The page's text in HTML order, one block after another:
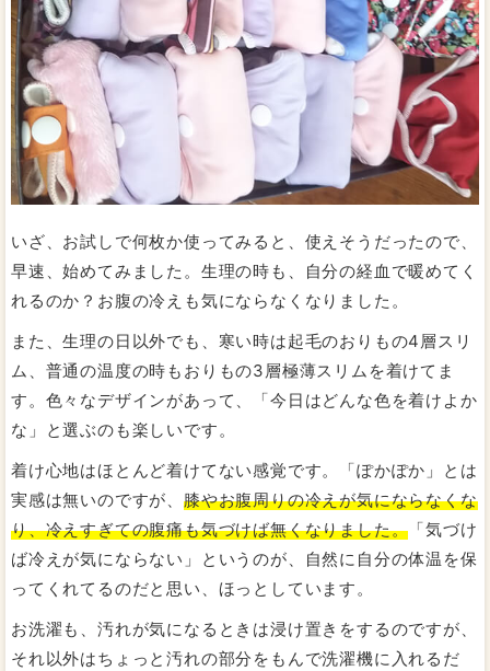
いざ、お試しで何枚か使ってみると、使えそうだったので、
早速、始めてみました。生理の時も、自分の経血で暖めてく
れるのか？お腹の冷えも気にならなくなりました。
また、生理の日以外でも、寒い時は起毛のおりもの4層スリ
ム、普通の温度の時もおりもの3層極薄スリムを着けてま
す。色々なデザインがあって、「今日はどんな色を着けよか
な」と選ぶのも楽しいです。
着け心地はほとんど着けてない感覚です。「ぽかぽか」とは
実感は無いのですが、 膝やお腹周りの冷えが気にならなくな
り、冷えすぎての腹痛も気づけば無くなりました。 「気づけ
ば冷えが気にならない」というのが、自然に自分の体温を保
ってくれてるのだと思い、ほっとしています。
お洗濯も、汚れが気になるときは浸け置きをするのですが、
それ以外はちょっと汚れの部分をもんで洗濯機に入れるだ